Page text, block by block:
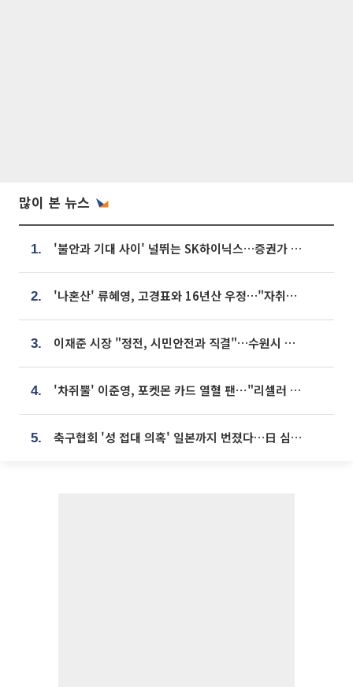
많이 본 뉴스
1. '불안과 기대 사이' 널뛰는 SK하이닉스…증권가 "HBM4·LTA 기반 펀터멘털 견고"
2. '나혼산' 류혜영, 고경표와 16년산 우정…"자취방서 부모님과 마주쳐"
3. 이재준 시장 "정전, 시민안전과 직결"…수원시 비상대응체계 가동
4. '차쥐뿔' 이준영, 포켓몬 카드 열혈 팬⋯"리셀러 처단할 것"
5. 축구협회 '성 접대 의혹' 일본까지 번졌다…日 심판 실명 공개